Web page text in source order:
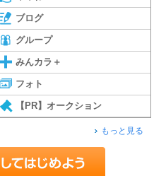
ブログ
グループ
みんカラ＋
フォト
【PR】オークション
もっと見る